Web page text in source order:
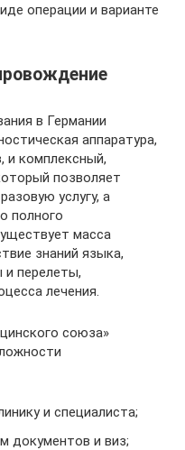
операции и варианте
в Германии
аппаратура,
и комплексный,
позволяет
услугу, а
полного
масса
знаний языка,
и перелеты,
лечения.
союза»
и специалиста;
документов и виз;